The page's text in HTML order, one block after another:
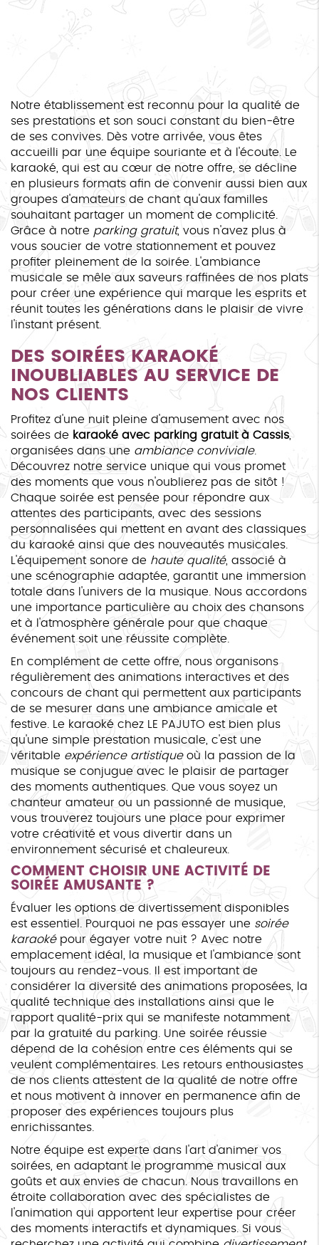
Notre établissement est reconnu pour la qualité de
ses prestations et son souci constant du bien-être
de ses convives. Dès votre arrivée, vous êtes
accueilli par une équipe souriante et à l'écoute. Le
karaoké, qui est au cœur de notre offre, se décline
en plusieurs formats afin de convenir aussi bien aux
groupes d'amateurs de chant qu'aux familles
souhaitant partager un moment de complicité.
Grâce à notre parking gratuit, vous n'avez plus à
vous soucier de votre stationnement et pouvez
profiter pleinement de la soirée. L'ambiance
musicale se mêle aux saveurs raffinées de nos plats
pour créer une expérience qui marque les esprits et
réunit toutes les générations dans le plaisir de vivre
l'instant présent.
DES SOIRÉES KARAOKÉ
INOUBLIABLES AU SERVICE DE
NOS CLIENTS
Profitez d'une nuit pleine d'amusement avec nos
soirées de karaoké avec parking gratuit à Cassis
organisées dans une ambiance conviviale.
Découvrez notre service unique qui vous promet
des moments que vous n'oublierez pas de sitôt !
Chaque soirée est pensée pour répondre aux
attentes des participants, avec des sessions
personnalisées qui mettent en avant des classiques
du karaoké ainsi que des nouveautés musicales.
L'équipement sonore de haute qualité, associé à
une scénographie adaptée, garantit une immersion
totale dans l'univers de la musique. Nous accordons
une importance particulière au choix des chansons
et à l'atmosphère générale pour que chaque
événement soit une réussite complète.
En complément de cette offre, nous organisons
régulièrement des animations interactives et des
concours de chant qui permettent aux participants
de se mesurer dans une ambiance amicale et
festive. Le karaoké chez LE PAJUTO est bien plus
qu'une simple prestation musicale, c'est une
véritable expérience artistiqueoù la passion de la
musique se conjugue avec le plaisir de partager
des moments authentiques. Que vous soyez un
chanteur amateur ou un passionné de musique,
vous trouverez toujours une place pour exprimer
votre créativité et vous divertir dans un
environnement sécurisé et chaleureux.
COMMENT CHOISIR UNE ACTIVITÉ DE
SOIRÉE AMUSANTE ?
Évaluer les options de divertissement disponibles
est essentiel. Pourquoi ne pas essayer une soirée
karaoképour égayer votre nuit ? Avec notre
emplacement idéal, la musique et l'ambiance sont
toujours au rendez-vous. Il est important de
considérer la diversité des animations proposées, la
qualité technique des installations ainsi que le
rapport qualité-prix qui se manifeste notamment
par la gratuité du parking. Une soirée réussie
dépend de la cohésion entre ces éléments qui se
veulent complémentaires. Les retours enthousiastes
de nos clients attestent de la qualité de notre offre
et nous motivent à innover en permanence afin de
proposer des expériences toujours plus
enrichissantes.
Notre équipe est experte dans l'art d'animer vos
soirées, en adaptant le programme musical aux
goûts et aux envies de chacun. Nous travaillons en
étroite collaboration avec des spécialistes de
l'animation qui apportent leur expertise pour créer
des moments interactifs et dynamiques. Si vous